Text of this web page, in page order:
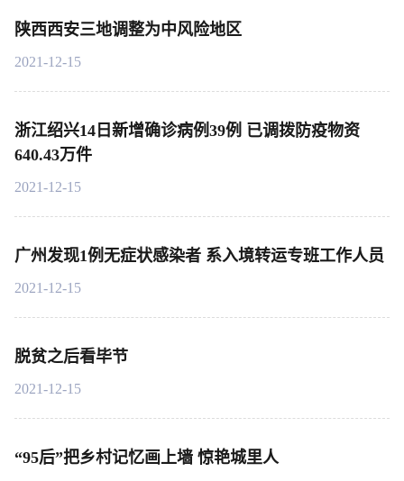
陕西西安三地调整为中风险地区
2021-12-15
浙江绍兴14日新增确诊病例39例 已调拨防疫物资
640.43万件
2021-12-15
广州发现1例无症状感染者 系入境转运专班工作人员
2021-12-15
脱贫之后看毕节
2021-12-15
“95后”把乡村记忆画上墙 惊艳城里人